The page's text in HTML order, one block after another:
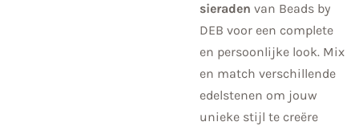
sieraden van Beads by
DEB voor een complete
en persoonlijke look. Mix
en match verschillende
edelstenen om jouw
unieke stijl te creëre